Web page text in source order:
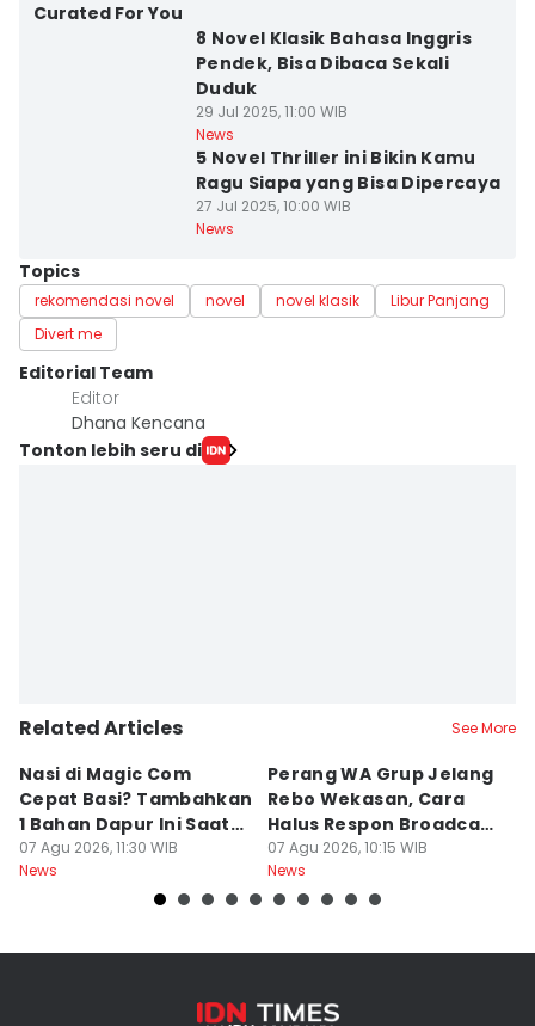
Curated For You
8 Novel Klasik Bahasa Inggris
Pendek, Bisa Dibaca Sekali
Duduk
29 Jul 2025, 11:00 WIB
News
5 Novel Thriller ini Bikin Kamu
Ragu Siapa yang Bisa Dipercaya
27 Jul 2025, 10:00 WIB
News
Topics
rekomendasi novel novel novel klasik
Libur Panjang
Divert me
Editorial Team
Editor
Dhana Kencana
Tonton lebih seru di
Related Articles See More
Nasi di Magic Com
Cepat Basi? Tambahkan
1 Bahan Dapur Ini Saat
Menanak, Awet 2 Hari
07 Agu 2026, 11:30 WIB
News
Perang WA Grup Jelang
Rebo Wekasan, Cara
Halus Respon Broadcast
Parno
07 Agu 2026, 10:15 WIB
News